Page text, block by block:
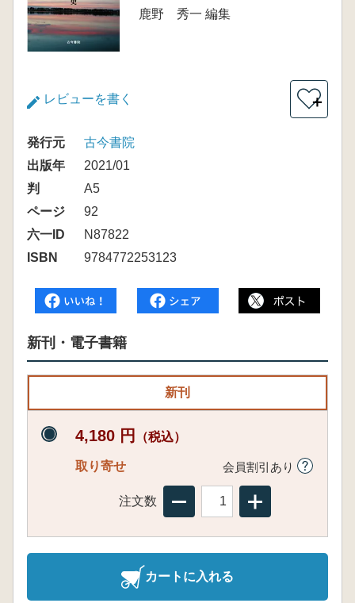
鹿野 秀一 編集
レビューを書く ＋
発行元
古今書院
出版年
2021/01
判
A5
ページ
92
六一ID
N87822
ISBN
9784772253123
新刊・電子書籍
新刊
4,180 円 （税込）
取り寄せ 会員割引あり
注文数
カートに入れる